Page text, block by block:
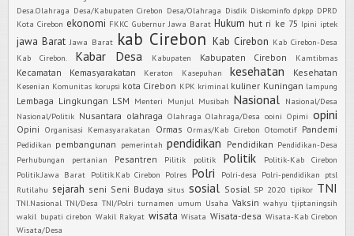
Desa.Olahraga Desa/Kabupaten Cirebon Desa/Olahraga Disdik Diskominfo dpkpp DPRD
Kota Cirebon ekonomi FKKC Gubernur Jawa Barat Hukum hut ri ke 75 Ipini iptek
jawa Barat Jawa Barat kab Cirebon Kab Cirebon Kab Cirebon-Desa
Kab Cirebon.
Kabar Desa Kabupaten Kabupaten Cirebon Kamtibmas
Kecamatan Kemasyarakatan Keraton Kasepuhan kesehatan Kesehatan
Kesenian Komunitas korupsi kota Cirebon KPK kriminal kuliner Kuningan lampung
Lembaga Lingkungan LSM Menteri Munjul Musibah Nasional Nasional/Desa
Nasional/Politik Nusantara olahraga Olahraga Olahraga/Desa ooini Opimi opini
Opini Organisasi Kemasyarakatan Ormas Ormas/Kab Cirebon Otomotif Pandemi
Pedidikan pembangunan pemerintah pendidikan Pendidikan Pendidikan-Desa
Perhubungan
pertanian Pesantren Pilitik politik Politik
Politik-Kab Cirebon
Politik.Jawa Barat Politik.Kab Cirebon Polres Polri Polri-desa Polri-pendidikan ptsl
Rutilahu sejarah seni Seni Budaya situs sosial Sosial SP 2020 tipikor TNI
TNI.Nasional TNI/Desa TNI/Polri turnamen umum Usaha Vaksin wahyu tjiptaningsih
wakil bupati cirebon Wakil Rakyat wisata Wisata Wisata-desa Wisata-Kab Cirebon
Wisata/Desa